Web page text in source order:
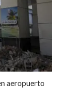
aeropuerto